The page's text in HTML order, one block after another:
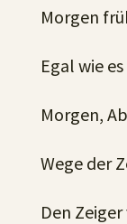
Morgen
Egal wie
Morgen,
Wege der
Den